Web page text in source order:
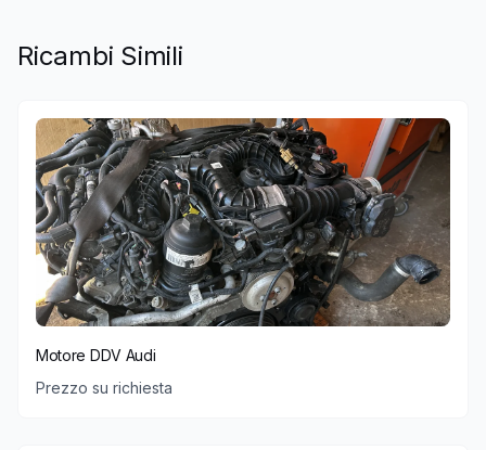
Ricambi Simili
Motore DDV Audi
Prezzo su richiesta